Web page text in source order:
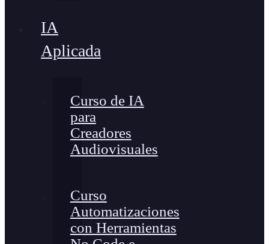
IA
Aplicada
Curso de IA
para
Creadores
Audiovisuales
Curso
Automatizaciones
con Herramientas